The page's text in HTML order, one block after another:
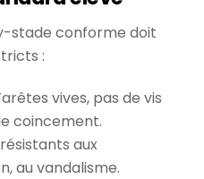
stade conforme doit
:
vives, pas de vis
coincement.
aux
au vandalisme.